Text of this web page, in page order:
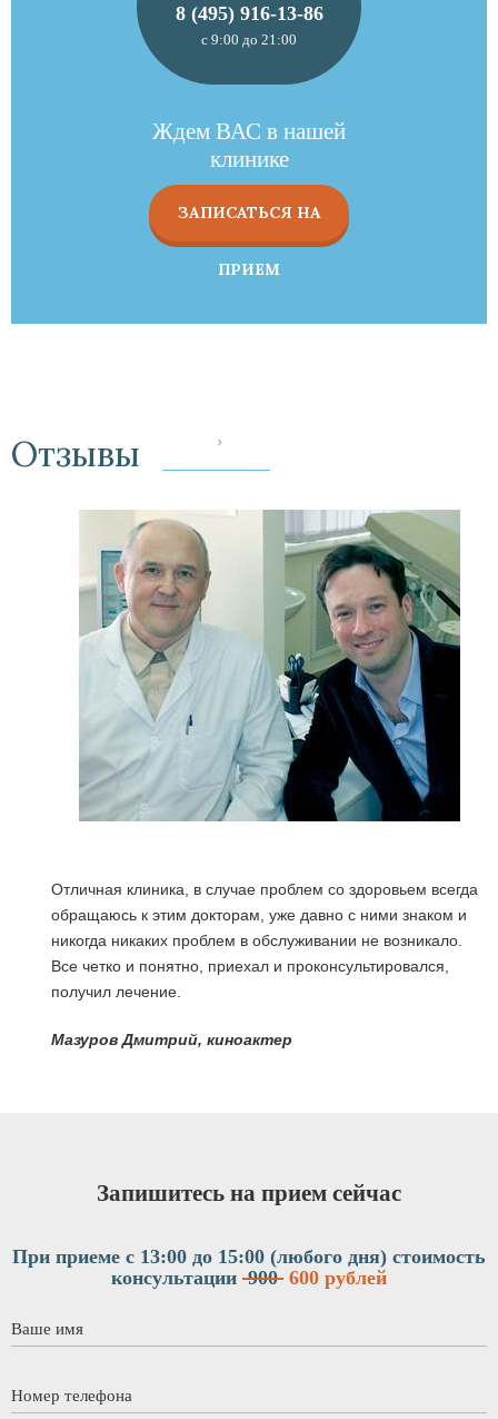
8 (495) 916-13-86
с 9:00 до 21:00
Ждем ВАС в нашей
клинике
ЗАПИСАТЬСЯ НА
ПРИЕМ
Отзывы
Отличная клиника, в случае проблем со здоровьем всегда
обращаюсь к этим докторам, уже давно с ними знаком и
никогда никаких проблем в обслуживании не возникало.
Все четко и понятно, приехал и проконсультировался,
получил лечение.
Мазуров Дмитрий, киноактер
‹
Запишитесь на прием сейчас
При приеме с 13:00 до 15:00 (любого дня) стоимость
консультации 900 600 рублей
Ваше имя
Номер телефона